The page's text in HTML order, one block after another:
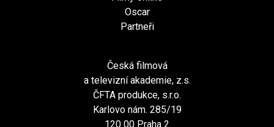
Oscar
Partneři
Česká filmová
a televizní akademie, z.s.
ČFTA produkce, s.r.o.
Karlovo nám. 285/19
120 00 Praha 2